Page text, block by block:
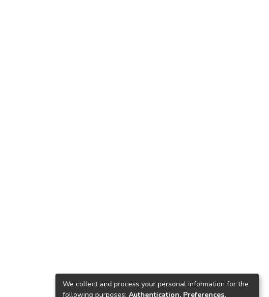
We collect and process your personal information for the
following purposes: Authentication, Preferences,